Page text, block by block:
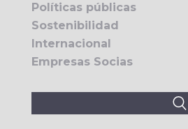
Políticas públicas
Sostenibilidad
Internacional
Empresas Socias